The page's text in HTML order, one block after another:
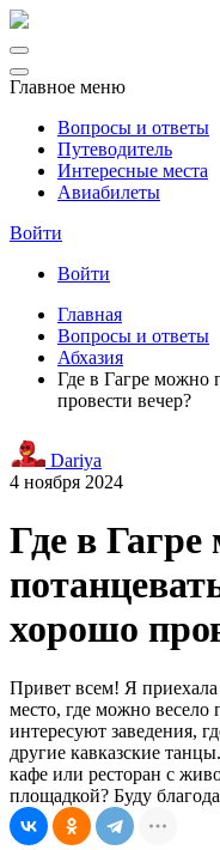
Главное меню
Вопросы и ответы
Путеводитель
Интересные места
Авиабилеты
Войти
Войти
Главная
Вопросы и ответы
Абхазия
Где в Гагре можно
провести вечер?
Dariya
4 ноября 2024
Где в
хорошо
Привет всем! Я
место, где можно весело
интересуют заведения,
другие кавказские
кафе или ресторан с
площадкой? Буду